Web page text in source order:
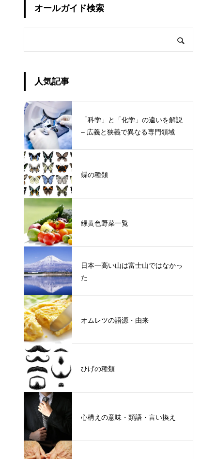
オールガイド検索
人気記事
「科学」と「化学」の違いを解説
– 広義と狭義で異なる専門領域
蝶の種類
緑黄色野菜一覧
日本一高い山は富士山ではなかっ
た
オムレツの語源・由来
ひげの種類
心構えの意味・類語・言い換え